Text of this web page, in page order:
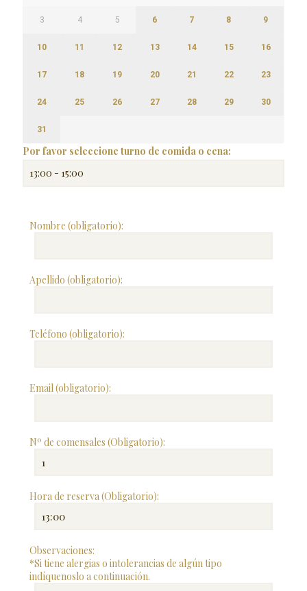
Por favor seleccione turno de comida o cena:
3 4 5 6 7 8 9
10 11 12 13 14 15 16
17 18 19 20 21 22 23
24 25 26 27 28 29 30
31
Nombre (obligatorio):
Apellido (obligatorio):
Teléfono (obligatorio):
Email (obligatorio):
Nº de comensales (Obligatorio):
Hora de reserva (Obligatorio):
Observaciones:
*Si tiene alergias o intolerancias de algún tipo
indíquenoslo a continuación.